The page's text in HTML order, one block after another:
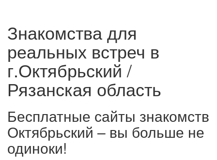
Знакомства для
реальных встреч в
г.Октябрьский /
Рязанская область
Бесплатные сайты знакомств
Октябрьский – вы больше не
одиноки!